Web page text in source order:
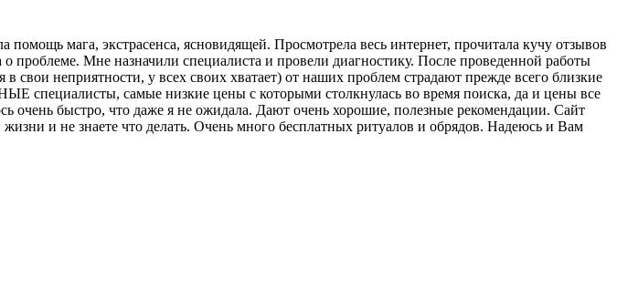
мага, экстрасенса, ясновидящей. Просмотрела весь интернет, прочитала кучу отзывов
Мне назначили специалиста и провели диагностику. После проведенной работы
свои неприятности, у всех своих хватает) от наших проблем страдают прежде всего близкие
специалисты, самые низкие цены с которыми столкнулась во время поиска, да и цены все
очень быстро, что даже я не ожидала. Дают очень хорошие, полезные рекомендации. Сайт
и не знаете что делать. Очень много бесплатных ритуалов и обрядов. Надеюсь и Вам